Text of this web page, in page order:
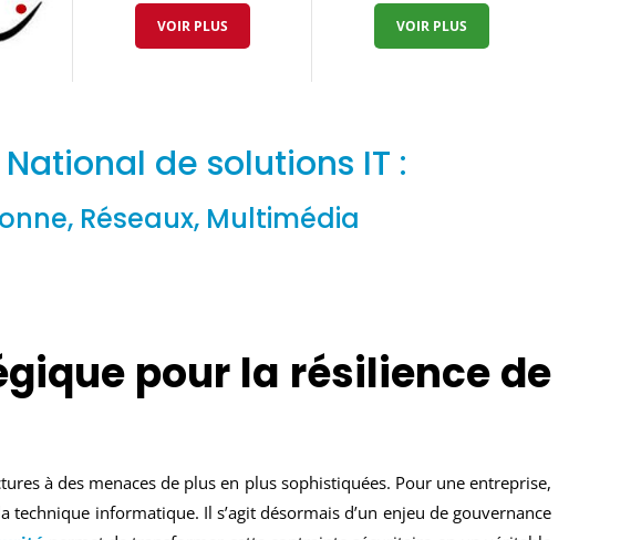
VOIR PLUS VOIR PLUS
de solutions IT :
Réseaux, Multimédia
pour la résilience de
à des menaces de plus en plus sophistiquées. Pour une entreprise,
informatique. Il s’agit désormais d’un enjeu de gouvernance